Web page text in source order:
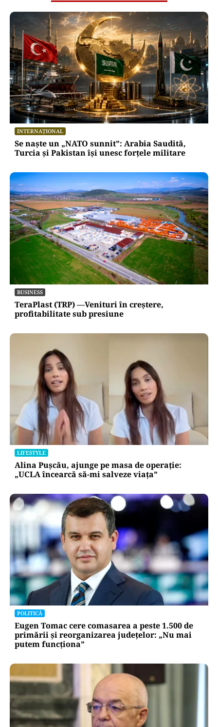
INTERNAȚIONAL
Se naște un „NATO sunnit”: Arabia Saudită,
Turcia și Pakistan își unesc forțele militare
BUSINESS
TeraPlast (TRP) —Venituri în creștere,
profitabilitate sub presiune
LIFESTYLE
Alina Pușcău, ajunge pe masa de operație:
„UCLA încearcă să-mi salveze viața”
POLITICĂ
Eugen Tomac cere comasarea a peste 1.500 de
primării și reorganizarea județelor: „Nu mai
putem funcționa”